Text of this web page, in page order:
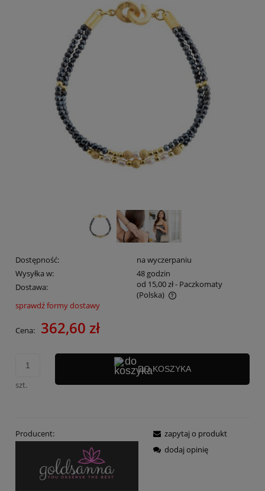
Dostępność:
na wyczerpaniu
Wysyłka w:
48 godzin
Dostawa:
od 15,00 zł- Paczkomaty
(Polska)
Cena nie zawiera ewentualnych kosztów płatności
sprawdź formy dostawy
Cena: 362,60 zł
szt.
DO KOSZYKA
Producent:
zapytaj o produkt
dodaj opinię